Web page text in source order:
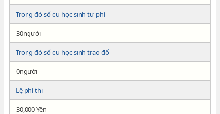
Trong đó số du học sinh tư phí
30người
Trong đó số du học sinh trao đổi
0người
Lệ phí thi
30,000 Yên